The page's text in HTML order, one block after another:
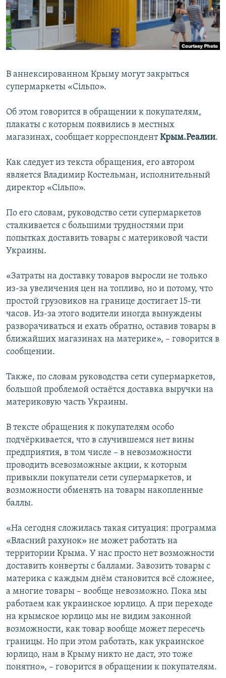
ПОБЕДИТЕЛЕЙ НЕ СУДЯТ?
КРЫМ.НЕПОКОРЕННЫЙ
ПРИСОЕДИНЯЙТЕСЬ!
Все сайты RFE/RL
В аннексированном Крыму могут закрыться
супермаркеты «Сільпо».
Об этом говорится в обращении к покупателям,
плакаты с которым появились в местных
магазинах, сообщает корреспондентКрым.Реалии.
Как следует из текста обращения, его автором
является Владимир Костельман, исполнительный
директор «Сільпо».
По его словам, руководство сети супермаркетов
сталкивается с большими трудностями при
попытках доставить товары с материковой части
Украины.
«Затраты на доставку товаров выросли не только
из-за увеличения цен на топливо, но и потому, что
простой грузовиков на границе достигает 15-ти
часов. Из-за этого водители иногда вынуждены
разворачиваться и ехать обратно, оставив товары в
ближайших магазинах на материке», – говорится в
сообщении.
Также, по словам руководства сети супермаркетов,
большой проблемой остаётся доставка выручки на
материковую часть Украины.
В тексте обращения к покупателям особо
подчёркивается, что в случившемся нет вины
предприятия, в том числе – в невозможности
проводить всевозможные акции, к которым
привыкли покупатели сети супермаркетов, и
возможности обменять на товары накопленные
баллы.
«На сегодня сложилась такая ситуация: программа
«Власний рахунок» не может работать на
территории Крыма. У нас просто нет возможности
доставить конверты с баллами. Завозить товары с
материка с каждым днём становится всё сложнее,
а многие товары – вообще невозможно. Пока мы
работаем как украинское юрлицо. А при переходе
на крымское юрлицо мы не видим законной
возможности, как товар вообще может пересечь
границы. Но при этом работать, как украинское
юрлицо, нам в Крыму никто не даст, это тоже
понятно», – говорится в обращении к покупателям.